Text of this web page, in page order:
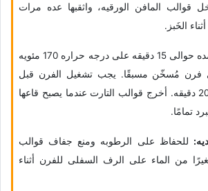
قوالب المافن الورقیه، واثقبها عده مرات
الخَبز.
اخبز قوالب التارت لمده حوالی 15 دقیقه على درجه حراره 170 مئویه
فی فرن مُسخّن مسبقًا. یجب تشغیل الفرن قبل
الخَبز بما لا یقل عن 20 دقیقه. أخرج قوالب التارت عندما یصبح قاعها
تمامًا.
للحفاظ على الرطوبه ومنع جفاف قوالب
من الماء على الرف السفلی للفرن أثناء